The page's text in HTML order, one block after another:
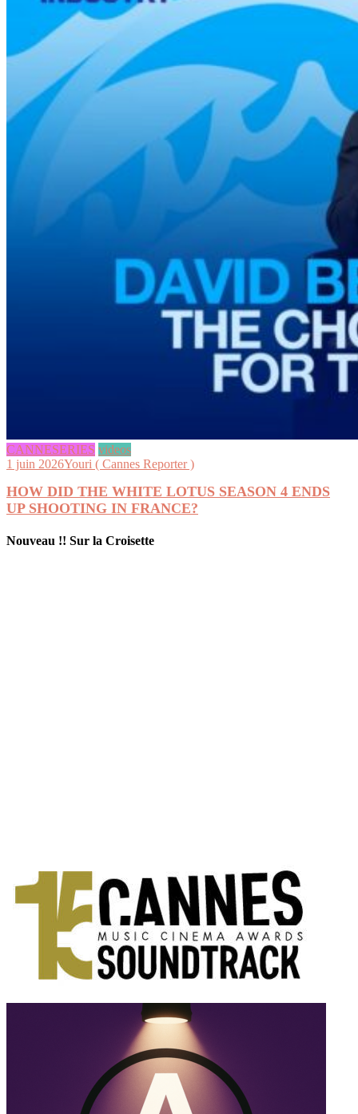
CANNESERIES videos
1 juin 2026Youri ( Cannes Reporter )
HOW DID THE WHITE LOTUS SEASON 4 ENDS
UP SHOOTING IN FRANCE?
Nouveau !! Sur la Croisette